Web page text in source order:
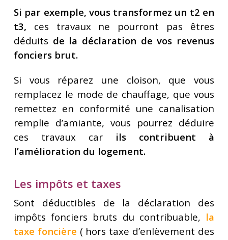
Si par exemple, vous transformez un t2 en
t3, ces travaux ne pourront pas êtres
déduits de la déclaration de vos revenus
fonciers brut.
Si vous réparez une cloison, que vous
remplacez le mode de chauffage, que vous
remettez en conformité une canalisation
remplie d’amiante, vous pourrez déduire
ces travaux car ils contribuent à
l’amélioration du logement.
Les impôts et taxes
Sont déductibles de la déclaration des
impôts fonciers bruts du contribuable, la
taxe foncière ( hors taxe d’enlèvement des